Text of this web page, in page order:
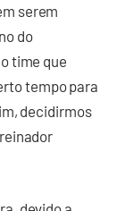
serem
do
time que
tempo para
decidirmos